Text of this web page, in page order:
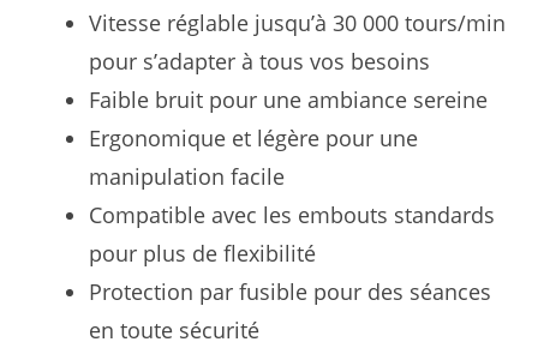
Vitesse réglable jusqu’à 30 000 tours/min
pour s’adapter à tous vos besoins
Faible bruit pour une ambiance sereine
Ergonomique et légère pour une
manipulation facile
Compatible avec les embouts standards
pour plus de flexibilité
Protection par fusible pour des séances
en toute sécurité